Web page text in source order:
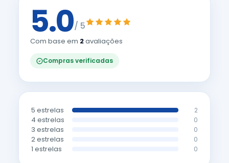
5.0/ 5
Com base em 2avaliações
Compras verificadas
5 estrelas 2
4 estrelas 0
3 estrelas 0
2 estrelas 0
1 estrelas 0